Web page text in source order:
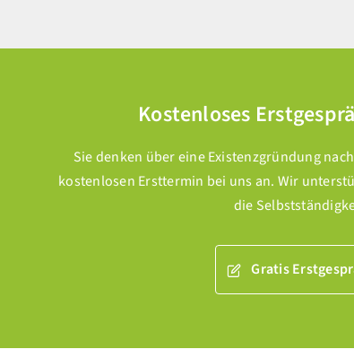
Kostenloses
Sie denken über eine Existenzgründung
kostenlosen Ersttermin bei uns an. Wir
die
Gratis